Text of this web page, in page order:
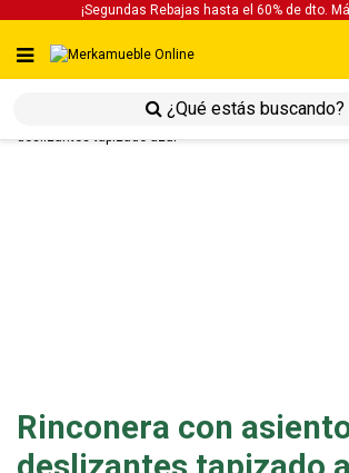
¡Segundas Rebajas hasta el 60% de dto.
sofás rinconera
rinconera con
deslizantes tapizado azul
Rinconera con